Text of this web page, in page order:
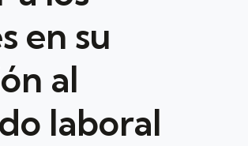
en su
al
laboral